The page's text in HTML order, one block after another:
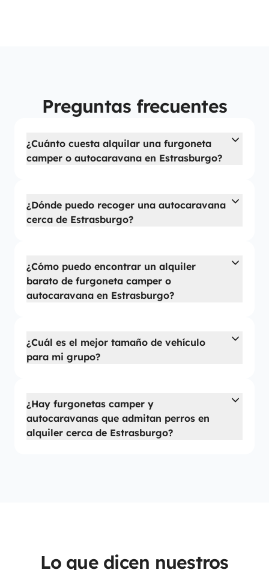
Preguntas frecuentes
¿Cuánto cuesta alquilar una furgoneta
camper o autocaravana en Estrasburgo?
¿Dónde puedo recoger una autocaravana
cerca de Estrasburgo?
¿Cómo puedo encontrar un alquiler
barato de furgoneta camper o
autocaravana en Estrasburgo?
¿Cuál es el mejor tamaño de vehículo
para mi grupo?
¿Hay furgonetas camper y
autocaravanas que admitan perros en
alquiler cerca de Estrasburgo?
Lo que dicen nuestros